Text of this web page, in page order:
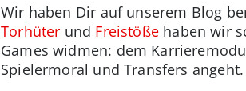
Wir haben Dir auf unserem Blog
Torhüter und Freistößehaben wir
Games widmen: dem
Spielermoral und Transfers angeht.